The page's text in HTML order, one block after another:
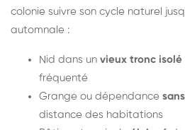
colonie suivre son cycle naturel
automnale :
Nid dans un vieux tronc isolé
fréquenté
Grange ou dépendance
distance des habitations